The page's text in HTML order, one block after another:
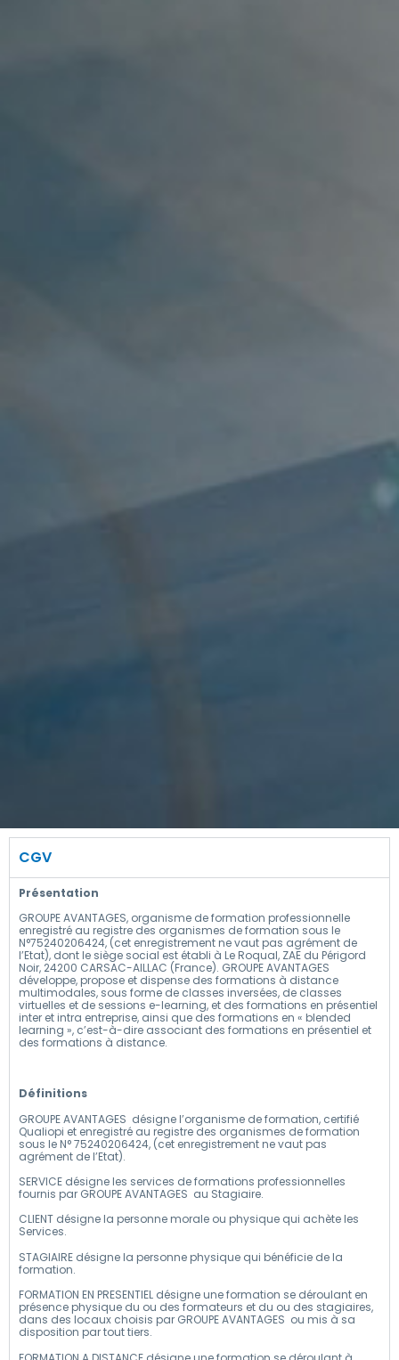
CGV
Présentation
GROUPE AVANTAGES, organisme de formation professionnelle
enregistré au registre des organismes de formation sous le
N°75240206424, (cet enregistrement ne vaut pas agrément de
l’Etat), dont le siège social est établi à Le Roqual, ZAE du Périgord
Noir, 24200 CARSAC-AILLAC (France). GROUPE AVANTAGES
développe, propose et dispense des formations à distance
multimodales, sous forme de classes inversées, de classes
virtuelles et de sessions e-learning, et des formations en présentiel
inter et intra entreprise, ainsi que des formations en « blended
learning », c’est-à-dire associant des formations en présentiel et
des formations à distance.
Définitions
GROUPE AVANTAGES désigne l’organisme de formation, certifié
Qualiopi et enregistré au registre des organismes de formation
sous le N° 75240206424, (cet enregistrement ne vaut pas
agrément de l’Etat).
SERVICE désigne les services de formations professionnelles
fournis par GROUPE AVANTAGES au Stagiaire.
CLIENT désigne la personne morale ou physique qui achète les
Services.
STAGIAIRE désigne la personne physique qui bénéficie de la
formation.
FORMATION EN PRESENTIEL désigne une formation se déroulant en
présence physique du ou des formateurs et du ou des stagiaires,
dans des locaux choisis par GROUPE AVANTAGES ou mis à sa
disposition par tout tiers.